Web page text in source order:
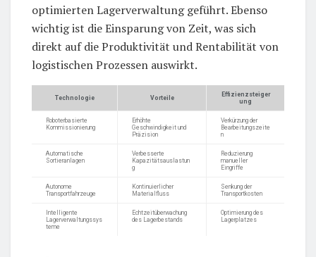
optimierten Lagerverwaltung geführt. Ebenso
wichtig ist die Einsparung von Zeit, was sich
direkt auf die Produktivität und Rentabilität von
logistischen Prozessen auswirkt.
Technologie Vorteile
Effizienzsteiger
ung
Roboterbasierte
Kommissionierung
Erhöhte
Geschwindigkeit und
Präzision
Verkürzung der
Bearbeitungszeite
n
Automatische
Sortieranlagen
Verbesserte
Kapazitätsauslastun
g
Reduzierung
manueller
Eingriffe
Autonome
Transportfahrzeuge
Kontinuierlicher
Materialfluss
Senkung der
Transportkosten
Intelligente
Lagerverwaltungssys
teme
Echtzeitüberwachung
des Lagerbestands
Optimierung des
Lagerplatzes